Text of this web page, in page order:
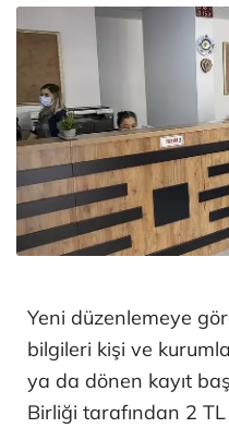
Yeni düzenlemeye
bilgileri kişi ve
ya da dönen kayıt
Birliği tarafından 2